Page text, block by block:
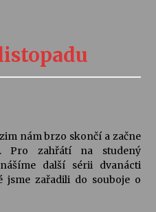
Josefíny Duškové: Stávám se
nám brzo skončí a začne
Pro zahřátí na studený
další sérii dvanácti
jsme zařadili do souboje o